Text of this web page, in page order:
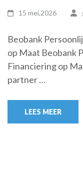
15 mei,2026
Beobank
op Maat Beobank
Financiering op
partner …
LEES MEER